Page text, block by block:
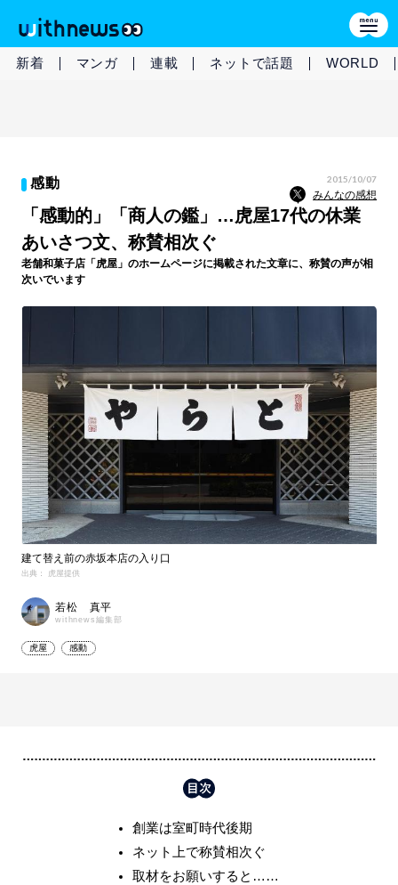
新着 マンガ 連載 ネットで話題 WORLD
感動 2015/10/07
みんなの感想
「感動的」「商人の鑑」…虎屋17代の休業
あいさつ文、称賛相次ぐ
老舗和菓子店「虎屋」のホームページに掲載された文章に、称賛の声が相
次いでいます
建て替え前の赤坂本店の入り口
出典： 虎屋提供
若松 真平
withnews編集部
虎屋 感動
創業は室町時代後期
ネット上で称賛相次ぐ
取材をお願いすると……